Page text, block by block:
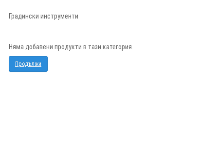
Градински инструменти
Няма добавени продукти в тази категория.
Продължи